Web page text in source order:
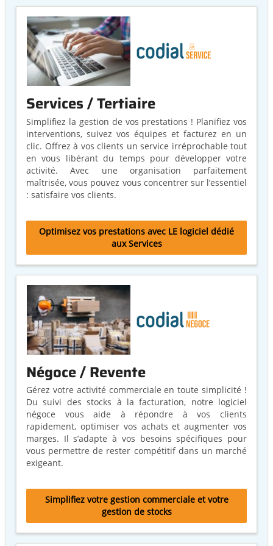
Services / Tertiaire
Simplifiez la gestion de vos prestations ! Planifiez vos
interventions, suivez vos équipes et facturez en un
clic. Offrez à vos clients un service irréprochable tout
en vous libérant du temps pour développer votre
activité. Avec une organisation parfaitement
maîtrisée, vous pouvez vous concentrer sur l’essentiel
: satisfaire vos clients.
Optimisez vos prestations avec LE logiciel dédié
aux Services
Négoce / Revente
Gérez votre activité commerciale en toute simplicité !
Du suivi des stocks à la facturation, notre logiciel
négoce vous aide à répondre à vos clients
rapidement, optimiser vos achats et augmenter vos
marges. Il s’adapte à vos besoins spécifiques pour
vous permettre de rester compétitif dans un marché
exigeant.
Simplifiez votre gestion commerciale et votre
gestion de stocks